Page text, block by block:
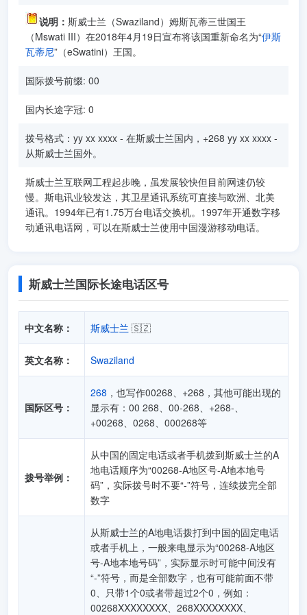
说明： 斯威士兰（Swaziland）姆斯瓦蒂三世国王
（Mswati III）在2018年4月19日宣布将该国重新命名为“伊斯
瓦蒂尼”（eSwatini）王国。
国际拨号前缀: 00
国内长途字冠: 0
拨号格式：yy xx xxxx - 在斯威士兰国内，+268 yy xx xxxx -
从斯威士兰国外。
斯威士兰互联网工程起步晚，虽发展较快但目前网速仍较
慢。斯电讯业较发达，其卫星通讯系统可直接与欧洲、北美
通讯。1994年已有1.75万台电话交换机。1997年开通数字移
动通讯电话网，可以在斯威士兰使用中国漫游移动电话。
斯威士兰国际长途电话区号
中文名称： 斯威士兰 🇸🇿
英文名称： Swaziland
国际区号：
268 ，也写作00268、+268，其他可能出现的
显示有：00 268、00-268、+268-、
+00268、0268、000268等
拨号举例：
从中国的固定电话或者手机拨到斯威士兰的A
地电话顺序为“00268-A地区号-A地本地号
码”，实际拨号时不要“-”符号，连续拨完全部
数字
从斯威士兰的A地电话拨打到中国的固定电话
或者手机上，一般来电显示为“00268-A地区
号-A地本地号码”，实际显示时可能中间没有
“-”符号，而是全部数字，也有可能前面不带
0、只带1个0或者带超过2个0，例如：
00268XXXXXXXX、268XXXXXXXX、